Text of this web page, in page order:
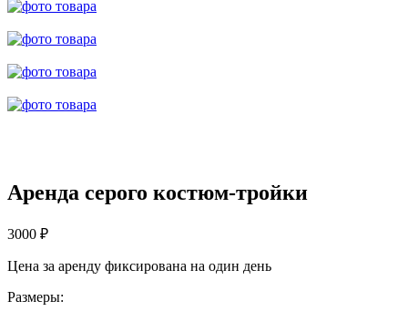
Аренда серого костюм-тройки
3000 ₽
Цена за аренду фиксирована на один день
Размеры: